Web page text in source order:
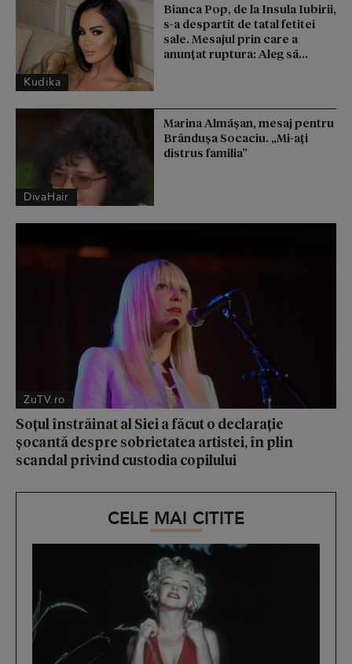
Kudika
Bianca Pop, de la Insula Iubirii,
s-a despartit de tatal fetitei
sale. Mesajul prin care a
anunțat ruptura: Aleg să...
DivaHair
Marina Almășan, mesaj pentru
Brândușa Socaciu. „Mi-ați
distrus familia”
ZuTV.ro
Soțul înstrăinat al Siei a făcut o declarație
șocantă despre sobrietatea artistei, în plin
scandal privind custodia copilului
CELE MAI CITITE